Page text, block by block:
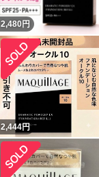
2,480 円
2,444円